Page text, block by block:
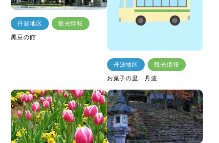
丹波地区
観光情報
黒豆の館
丹波地区
観光情報
お菓子の里 丹波